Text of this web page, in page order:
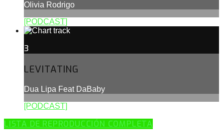
Olivia Rodrigo
[PODCAST]
3
LEVITATING
Dua Lipa Feat DaBaby
[PODCAST]
LISTA DE REPRODUCCIÓN COMPLETA